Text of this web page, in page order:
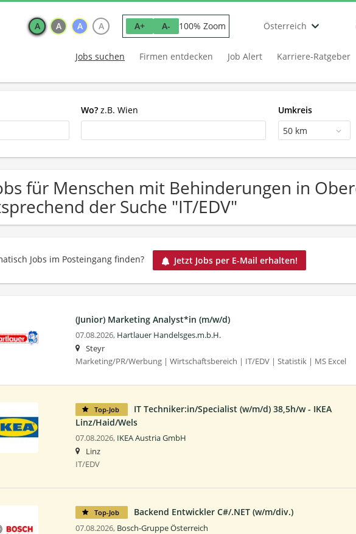
A A A A A+ A- 100% Zoom Österreich
Jobs suchen Firmen entdecken Job Alert Karriere-Ratgeber
Wo? z.B. Wien
Umkreis
50 km
für Menschen mit Behinderungen in
der Suche "IT/EDV"
Jobs im Posteingang finden? Jetzt Jobs per E-Mail erhalten!
(Junior) Marketing Analyst*in (m/w/d)
07.08.2026, Hartlauer Handelsges.m.b.H.
Steyr
Marketing/PR/Werbung | Wirtschaftsbereich | IT/EDV | Statistik | MS Excel
Top-Job
IT Techniker:in/Specialist (w/m/d) 38,5h/w - IKEA
Linz/Haid/Wels
07.08.2026, IKEA Austria GmbH
Linz
IT/EDV
Top-Job Backend Entwickler C#/.NET (w/m/div.)
07.08.2026, Bosch-Gruppe Österreich